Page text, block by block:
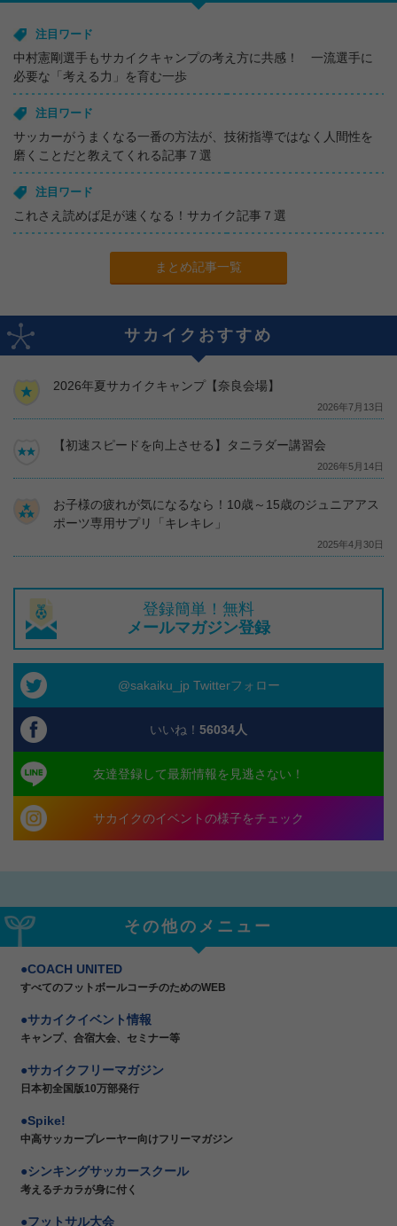
注目ワード
中村憲剛選手もサカイクキャンプの考え方に共感！ 一流選手に
必要な「考える力」を育む一歩
注目ワード
サッカーがうまくなる一番の方法が、技術指導ではなく人間性を
磨くことだと教えてくれる記事７選
注目ワード
これさえ読めば足が速くなる！サカイク記事７選
まとめ記事一覧
サカイクおすすめ
2026年夏サカイクキャンプ【奈良会場】
2026年7月13日
【初速スピードを向上させる】タニラダー講習会
2026年5月14日
お子様の疲れが気になるなら！10歳～15歳のジュニアアス
ポーツ専用サプリ「キレキレ」
2025年4月30日
登録簡単！無料
メールマガジン登録
@sakaiku_jp Twitterフォロー
いいね！ 56034人
友達登録して最新情報を見逃さない！
サカイクのイベントの様子をチェック
その他のメニュー
COACH UNITED
すべてのフットボールコーチのためのWEB
サカイクイベント情報
キャンプ、合宿大会、セミナー等
サカイクフリーマガジン
日本初全国版10万部発行
Spike!
中高サッカープレーヤー向けフリーマガジン
シンキングサッカースクール
考えるチカラが身に付く
フットサル大会